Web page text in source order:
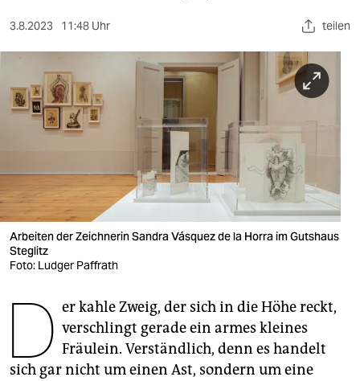
nord
wahrheit
verlag
veranstaltungen
shop
fragen & hilfe
unterstützen
genossenschaft
epaper login
3.8.2023 11:48 Uhr teilen
Arbeiten der Zeichnerin Sandra Vásquez de la Horra im Gutshaus
Steglitz
Foto: Ludger Paffrath
D er kahle Zweig, der sich in die Höhe reckt,
verschlingt gerade ein armes kleines
Fräulein. Verständlich, denn es handelt
sich gar nicht um einen Ast, sondern um eine